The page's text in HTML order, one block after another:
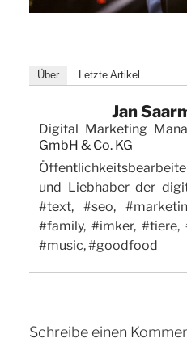
Über Letzte Artikel
Jan
Digital Marketing
GmbH & Co. KG
und Liebhaber der
#text, #seo,
#family, #imker, #tiere,
#music, #goodfood
Schreibe einen